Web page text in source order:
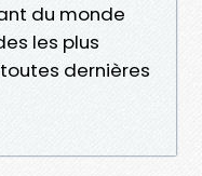
du monde
les plus
dernières